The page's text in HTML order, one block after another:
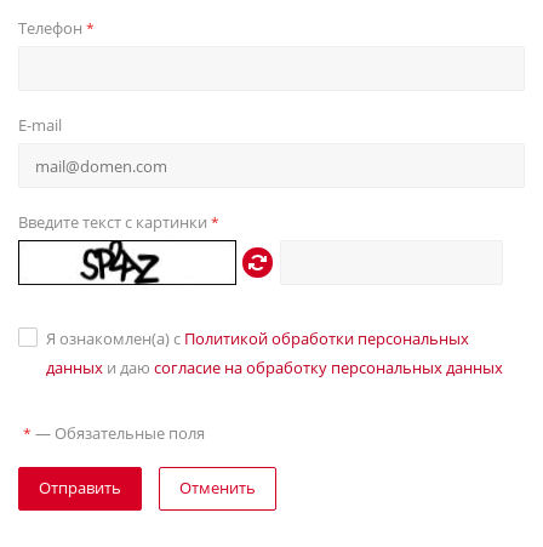
Телефон *
E-mail
Введите текст с картинки *
Я ознакомлен(а) с Политикой обработки персональных
данных и даю согласие на обработку персональных данных
* — Обязательные поля
Отправить Отменить